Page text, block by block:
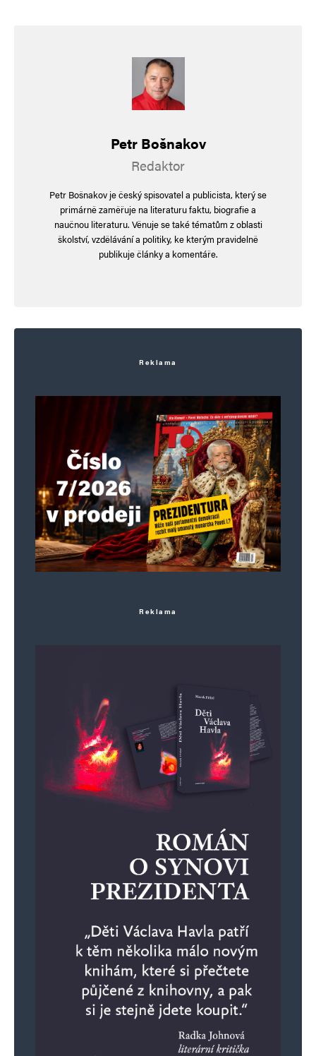
Webová stránka
komentáře.
Informujte mě o nových příspěvcích e-mailem.
Petr Bošnakov
Redaktor
Petr Bošnakov je český spisovatel a publicista, který se
primárně zaměřuje na literaturu faktu, biografie a
naučnou literaturu. Věnuje se také tématům z oblasti
školství, vzdělávání a politiky, ke kterým pravidelně
publikuje články a komentáře.
Reklama
Reklama